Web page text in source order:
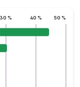
30 % 40 % 50 %